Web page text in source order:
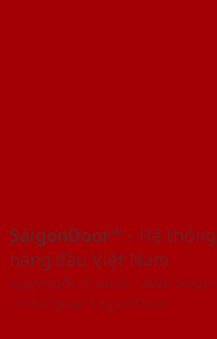
SaigonDoor™ - Hệ
hàng đầu Việt Nam
Copyright ⓒ 2016 – 2026
vị chủ quản SaigonDoor